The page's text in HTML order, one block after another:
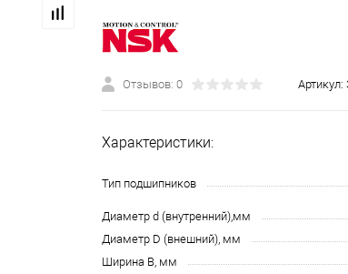
Отзывов: 0 Артикул:
Характеристики:
Тип подшипников
Диаметр d (внутренний),мм
Диаметр D (внешний), мм
Ширина B, мм